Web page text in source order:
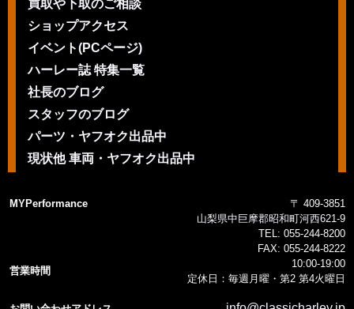
買取や下取のご相談
ショップアクセス
イベント(PCページ)
ハーレー誌 特集一覧
社長のブログ
スタッフのブログ
パーツ・ヤフオク出品中
現状他 車両・ヤフオク出品中
MYPerformance
〒 409-3851
山梨県中巨摩郡昭和町河西621-9
TEL: 055-244-8200
FAX: 055-244-8222
営業時間
10:00-19:00
定休日：毎週月曜・第2 第4火曜日